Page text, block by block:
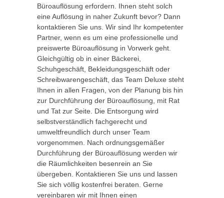
Büroauflösung erfordern. Ihnen steht solch
eine Auflösung in naher Zukunft bevor? Dann
kontaktieren Sie uns. Wir sind Ihr kompetenter
Partner, wenn es um eine professionelle und
preiswerte Büroauflösung in Vorwerk geht.
Gleichgültig ob in einer Bäckerei,
Schuhgeschäft, Bekleidungsgeschäft oder
Schreibwarengeschäft, das Team Deluxe steht
Ihnen in allen Fragen, von der Planung bis hin
zur Durchführung der Büroauflösung, mit Rat
und Tat zur Seite. Die Entsorgung wird
selbstverständlich fachgerecht und
umweltfreundlich durch unser Team
vorgenommen. Nach ordnungsgemäßer
Durchführung der Büroauflösung werden wir
die Räumlichkeiten besenrein an Sie
übergeben. Kontaktieren Sie uns und lassen
Sie sich völlig kostenfrei beraten. Gerne
vereinbaren wir mit Ihnen einen